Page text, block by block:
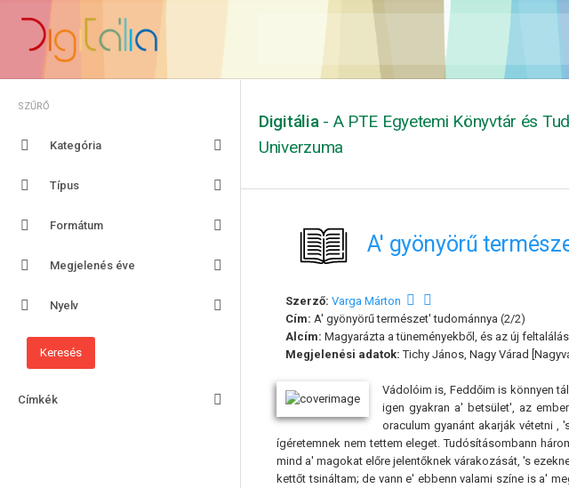
SZŰRŐ
Kategória
Típus
Formátum
Megjelenés éve
Nyelv
Címkék
Digitália - A PTE Egyetemi Könyvtár és
Univerzuma
A' gyönyörű
Szerző: Varga Márton
Cím: A' gyönyörű természet' tudománnya (2/2)
Alcím: Magyarázta a tüneményekből, és az új
Megjelenési adatok: Tichy János, Nagy Várad
Vádolóim is, Feddőim is könnyen
igen gyakran a' betsület', az
oraculum gyanánt akarják vétetni ,
ígéretemnek nem tettem eleget. Tudósításombann
mind a' magokat előre jelentőknek várakozását, 's
kettőt tsináltam; de vann e' ebbenn valami színe is a'